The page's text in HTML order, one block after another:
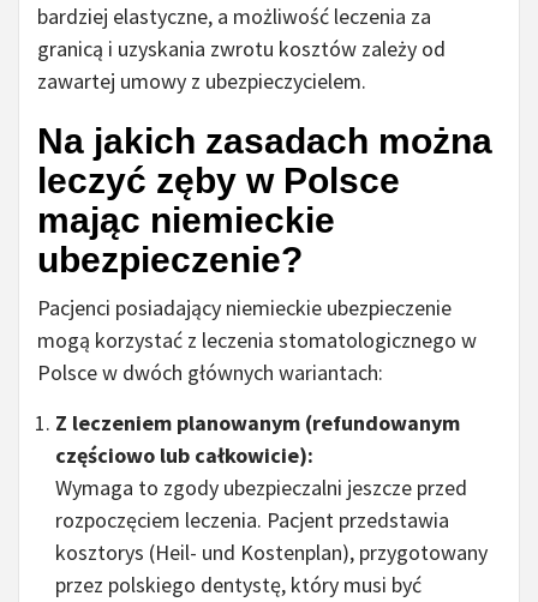
bardziej elastyczne, a możliwość leczenia za
granicą i uzyskania zwrotu kosztów zależy od
zawartej umowy z ubezpieczycielem.
Na jakich zasadach można
leczyć zęby w Polsce
mając niemieckie
ubezpieczenie?
Pacjenci posiadający niemieckie ubezpieczenie
mogą korzystać z leczenia stomatologicznego w
Polsce w dwóch głównych wariantach:
Z leczeniem planowanym (refundowanym
częściowo lub całkowicie):
Wymaga to zgody ubezpieczalni jeszcze przed
rozpoczęciem leczenia. Pacjent przedstawia
kosztorys (Heil- und Kostenplan), przygotowany
przez polskiego dentystę, który musi być